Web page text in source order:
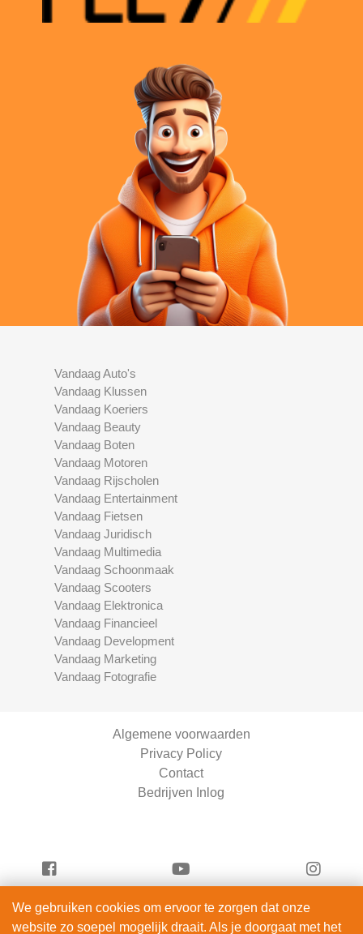
Vandaag Auto's
Vandaag Klussen
Vandaag Koeriers
Vandaag Beauty
Vandaag Boten
Vandaag Motoren
Vandaag Rijscholen
Vandaag Entertainment
Vandaag Fietsen
Vandaag Juridisch
Vandaag Multimedia
Vandaag Schoonmaak
Vandaag Scooters
Vandaag Elektronica
Vandaag Financieel
Vandaag Development
Vandaag Marketing
Vandaag Fotografie
Algemene voorwaarden
Privacy Policy
Contact
Bedrijven Inlog
Vandaag Entertainment is onderdeel van
We gebruiken cookies om ervoor te zorgen dat onze
website zo soepel mogelijk draait. Als je doorgaat met het